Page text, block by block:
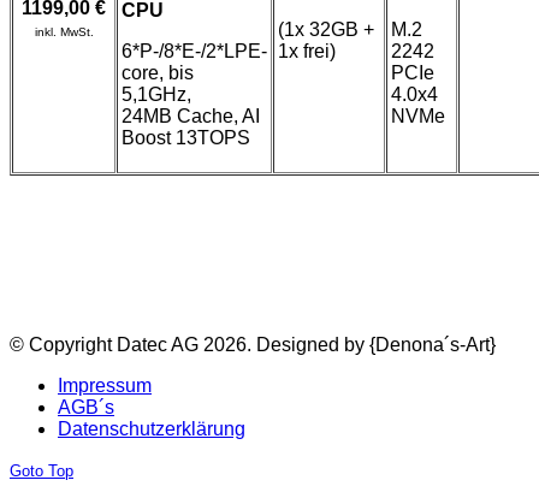
1199,00 €
inkl. MwSt.
CPU
6*P-/8*E-/2*LPE-
core, bis
5,1GHz,
24MB Cache, AI
Boost 13TOPS
(1x 32GB +
1x frei)
M.2
2242
PCIe
4.0x4
NVMe
© Copyright Datec AG 2026. Designed by {Denona´s-Art}
Impressum
AGB´s
Datenschutzerklärung
Goto Top